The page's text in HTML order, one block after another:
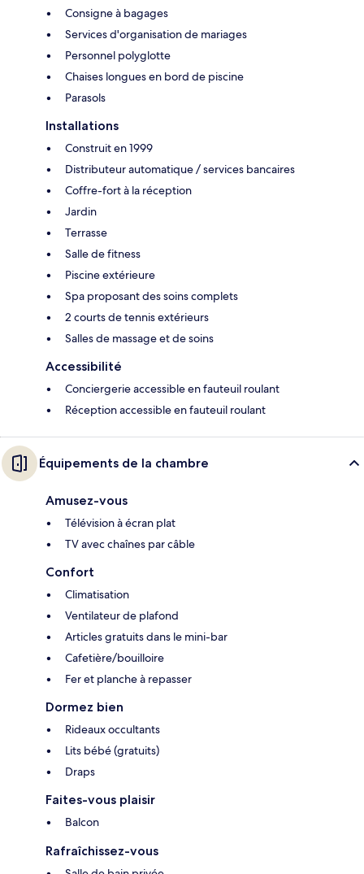
Consigne à bagages
Services d'organisation de mariages
Personnel polyglotte
Chaises longues en bord de piscine
Parasols
Installations
Construit en 1999
Distributeur automatique / services bancaires
Coffre-fort à la réception
Jardin
Terrasse
Salle de fitness
Piscine extérieure
Spa proposant des soins complets
2 courts de tennis extérieurs
Salles de massage et de soins
Accessibilité
Conciergerie accessible en fauteuil roulant
Réception accessible en fauteuil roulant
Équipements de la chambre
Amusez-vous
Télévision à écran plat
TV avec chaînes par câble
Confort
Climatisation
Ventilateur de plafond
Articles gratuits dans le mini-bar
Cafetière/bouilloire
Fer et planche à repasser
Dormez bien
Rideaux occultants
Lits bébé (gratuits)
Draps
Faites-vous plaisir
Balcon
Rafraîchissez-vous